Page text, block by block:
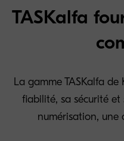
TASKalfa
La gamme TASKalfa de
fiabilité, sa sécurité
numérisation, une